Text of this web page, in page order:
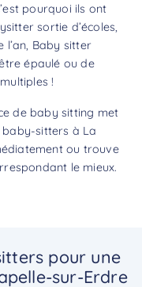
pourquoi ils ont
sortie d’écoles,
Baby sitter
épaulé ou de
!
de baby sitting met
sitters à La
ou trouve
le mieux.
pour une
sur-Erdre